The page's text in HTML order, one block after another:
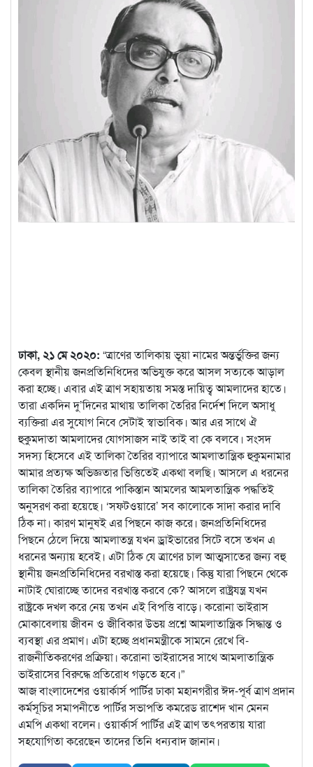
ঢাকা, ২১ মে ২০২০: “ত্রাণের তালিকায় ভূয়া নামের অন্তর্ভুক্তির জন্য
কেবল স্থানীয় জনপ্রতিনিধিদের অভিযুক্ত করে আসল সত্যকে আড়াল
করা হচ্ছে। এবার এই ত্রাণ সহায়তায় সমস্ত দায়িত্ব আমলাদের হাতে।
তারা একদিন দু’দিনের মাথায় তালিকা তৈরির নির্দেশ দিলে অসাধু
ব্যক্তিরা এর সুযোগ নিবে সেটাই স্বাভাবিক। আর এর সাথে ঐ
হুকুমদাতা আমলাদের যোগসাজস নাই তাই বা কে বলবে। সংসদ
সদস্য হিসেবে এই তালিকা তৈরির ব্যাপারে আমলাতান্ত্রিক হুকুমনামার
আমার প্রত্যক্ষ অভিজ্ঞতার ভিত্তিতেই একথা বলছি। আসলে এ ধরনের
তালিকা তৈরির ব্যাপারে পাকিস্তান আমলের আমলতান্ত্রিক পদ্ধতিই
অনুসরণ করা হয়েছে। ‘সফটওয়ারে’ সব কালোকে সাদা করার দাবি
ঠিক না। কারণ মানুষই এর পিছনে কাজ করে। জনপ্রতিনিধিদের
পিছনে ঠেলে দিয়ে আমলাতন্ত্র যখন ড্রাইভারের সিটে বসে তখন এ
ধরনের অন্যায় হবেই। এটা ঠিক যে ত্রাণের চাল আত্মসাতের জন্য বহু
স্থানীয় জনপ্রতিনিধিদের বরখাস্ত করা হয়েছে। কিন্তু যারা পিছনে থেকে
নাটাই ঘোরাচ্ছে তাদের বরখাস্ত করবে কে? আসলে রাষ্ট্রযন্ত্র যখন
রাষ্ট্রকে দখল করে নেয় তখন এই বিপত্তি বাড়ে। করোনা ভাইরাস
মোকাবেলায় জীবন ও জীবিকার উভয় প্রশ্নে আমলাতান্ত্রিক সিদ্ধান্ত ও
ব্যবস্থা এর প্রমাণ। এটা হচ্ছে প্রধানমন্ত্রীকে সামনে রেখে বি-
রাজনীতিকরণের প্রক্রিয়া। করোনা ভাইরাসের সাথে আমলাতান্ত্রিক
ভাইরাসের বিরুদ্ধে প্রতিরোধ গড়তে হবে।”
আজ বাংলাদেশের ওয়ার্কার্স পার্টির ঢাকা মহানগরীর ঈদ-পূর্ব ত্রাণ প্রদান
কর্মসূচির সমাপনীতে পার্টির সভাপতি কমরেড রাশেদ খান মেনন
এমপি একথা বলেন। ওয়ার্কার্স পার্টির এই ত্রাণ তৎপরতায় যারা
সহযোগিতা করেছেন তাদের তিনি ধন্যবাদ জানান।